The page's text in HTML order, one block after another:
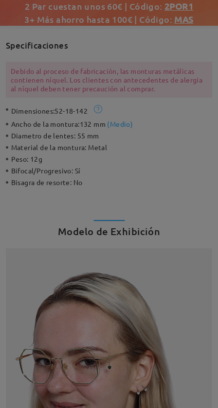
2 Par cuestan unos 60€ | Código: 2POR1
3+ Más ahorro hasta 100€ | Código: MAS
Specificaciones
Debido al proceso de fabricación, las monturas metálicas
contienen níquel. Los clientes con antecedentes de alergia
al níquel deben tener precaución al comprar.
Dimensiones:52-18-142
Ancho de la montura:132 mm (Medio)
Diametro de lentes: 55 mm
Material de la montura: Metal
Peso: 12g
Bifocal/Progresivo: Sí
Bisagra de resorte: No
Modelo de Exhibición